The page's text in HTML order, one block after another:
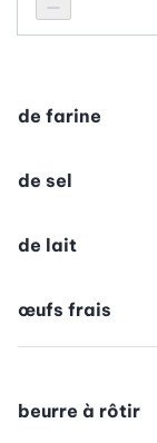
Réduire le
Personnes
de farine
de sel
de lait
œufs frais
beurre à rôtir